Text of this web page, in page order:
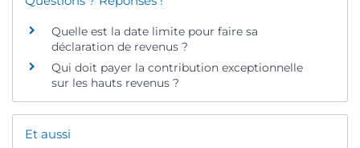
Quelle est la date limite pour faire sa
déclaration de revenus ?
Qui doit payer la contribution exceptionnelle
sur les hauts revenus ?
Et aussi